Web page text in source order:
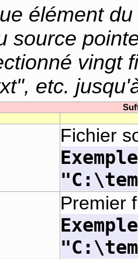
élément
source
vingt
etc.
Fichier
Premier